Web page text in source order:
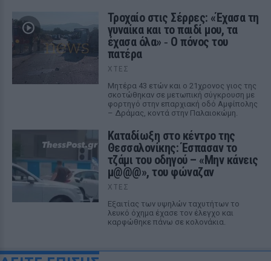
Τροχαίο στις Σέρρες: «Έχασα τη
γυναίκα και το παιδί μου, τα
έχασα όλα» ‑ Ο πόνος του
πατέρα
ΧΤΕΣ
Μητέρα 43 ετών και ο 21χρονος γιος της
σκοτώθηκαν σε μετωπική σύγκρουση με
φορτηγό στην επαρχιακή οδό Αμφίπολης
– Δράμας, κοντά στην Παλαιοκώμη.
Καταδίωξη στο κέντρο της
Θεσσαλονίκης: Έσπασαν το
τζάμι του οδηγού – «Μην κάνεις
μ@@@», του φώναζαν
ΧΤΕΣ
Εξαιτίας των υψηλών ταχυτήτων το
λευκό όχημα έχασε τον έλεγχο και
καρφώθηκε πάνω σε κολονάκια.